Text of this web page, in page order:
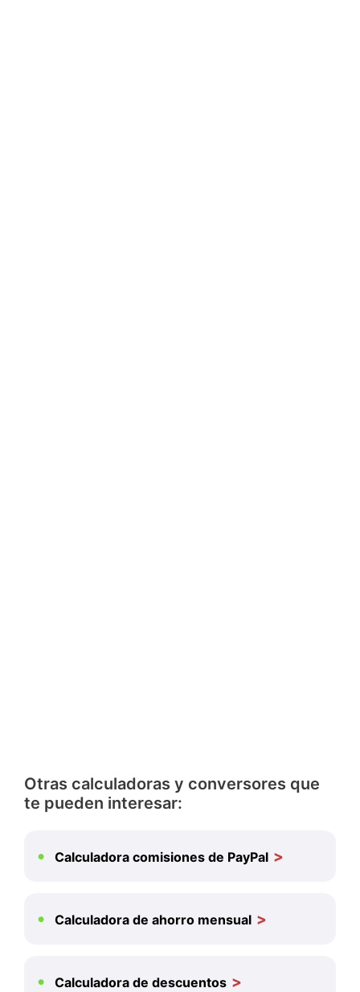
Otras calculadoras y conversores que
te pueden interesar:
Calculadora comisiones de PayPal
Calculadora de ahorro mensual
Calculadora de descuentos